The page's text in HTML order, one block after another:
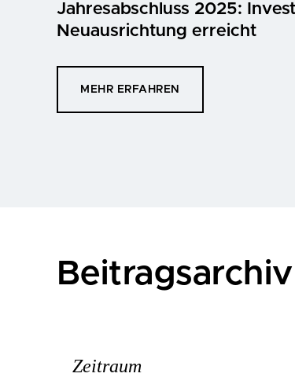
Jahresabschluss 2025:
Neuausrichtung erreicht
MEHR ERFAHREN
Beitragsarchiv
Zeitraum